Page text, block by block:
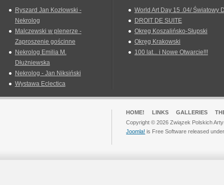
Ryszard Jan Kozłowski -
Nekrolog
Malczewski w plenerze -
Zaproszenie gościnne
Nekrolog Emilia M.
Dłużniewska
Nekrolog - Jan Niksiński
Wystawa Eclectica
World Art Day 15 .04/ Światowy
DROIT DE SUITE
Okreg Koszalińsko-Słupski
Okręg Krakowski
100 lat... i Nowe Otwarcie!!!
HOME! LINKS GALLERIES
Copyright © 2026 Związek Polskich
Joomla! is Free Software released